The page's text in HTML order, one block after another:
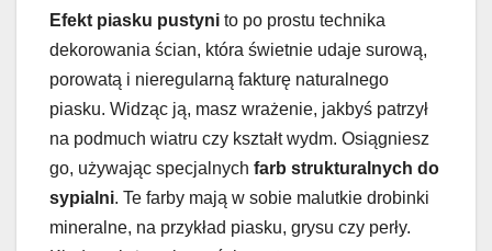
Efekt piasku pustyni to po prostu technika
dekorowania ścian, która świetnie udaje surową,
porowatą i nieregularną fakturę naturalnego
piasku. Widząc ją, masz wrażenie, jakbyś patrzył
na podmuch wiatru czy kształt wydm. Osiągniesz
go, używając specjalnych farb strukturalnych do
sypialni. Te farby mają w sobie malutkie drobinki
mineralne, na przykład piasku, grysu czy perły.